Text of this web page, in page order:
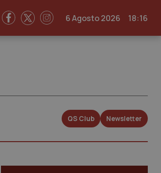
6 Agosto 2026 18:16
QS Club Newsletter